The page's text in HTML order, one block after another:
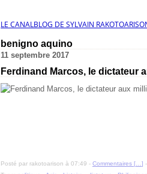
LE CANALBLOG DE SYLVAIN
benigno aquino
11 septembre 2017
Ferdinand Marcos, le dictateur
Posté par rakotoarison à 07:49 - Commentaires [ ]